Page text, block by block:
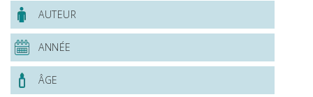
AUTEUR
ANNÉE
ÂGE